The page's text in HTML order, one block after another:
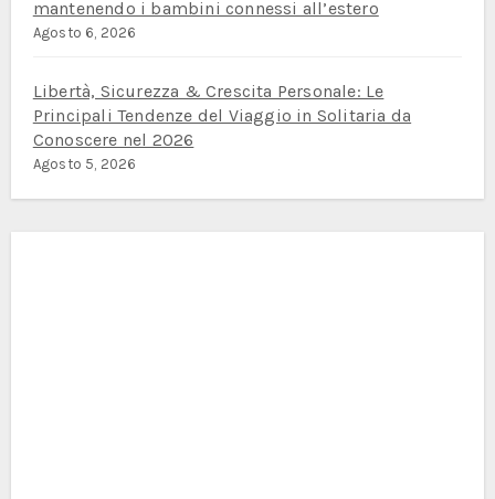
mantenendo i bambini connessi all’estero
Agosto 6, 2026
Libertà, Sicurezza & Crescita Personale: Le
Principali Tendenze del Viaggio in Solitaria da
Conoscere nel 2026
Agosto 5, 2026